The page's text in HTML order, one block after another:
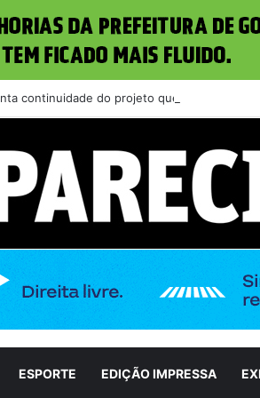
continuidade do projeto que transformou
ESPORTE EDIÇÃO IMPRESSA